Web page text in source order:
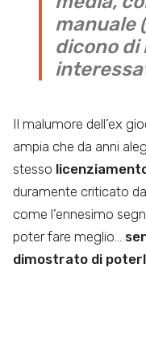
manuale
dicono di
Il malumore dell’ex
ampia che da anni
stesso
duramente criticato
come l’ennesimo
poter fare meglio…
dimostrato di